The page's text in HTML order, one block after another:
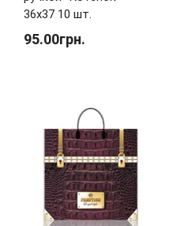
36х37 10 шт.
95.00грн.